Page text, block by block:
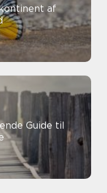
af
Guide til